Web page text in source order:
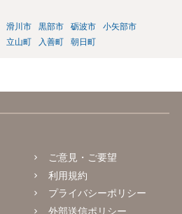
滑川市 黒部市 砺波市
小矢部市
立山町 入善町 朝日町
ご意見・ご要望
利用規約
プライバシーポリシー
外部送信ポリシー